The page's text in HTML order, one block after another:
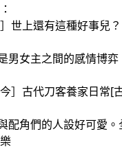
］世上還有這種好事兒
男女主之間的感情博弈
今］古代刀客養家日常[
配角們的人設好可愛。